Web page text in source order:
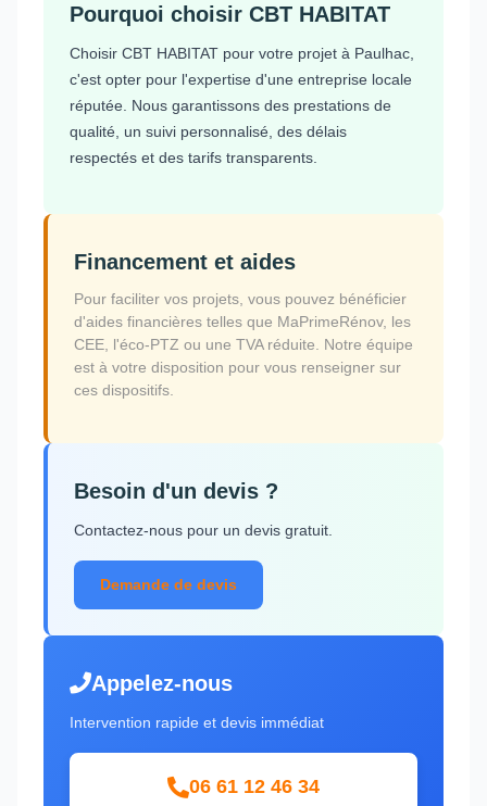
Pourquoi choisir CBT HABITAT
Choisir CBT HABITAT pour votre projet à Paulhac,
c'est opter pour l'expertise d'une entreprise locale
réputée. Nous garantissons des prestations de
qualité, un suivi personnalisé, des délais
respectés et des tarifs transparents.
Financement et aides
Pour faciliter vos projets, vous pouvez bénéficier
d'aides financières telles que MaPrimeRénov, les
CEE, l'éco-PTZ ou une TVA réduite. Notre équipe
est à votre disposition pour vous renseigner sur
ces dispositifs.
Besoin d'un devis ?
Contactez-nous pour un devis gratuit.
Demande de devis
Appelez-nous
Intervention rapide et devis immédiat
06 61 12 46 34